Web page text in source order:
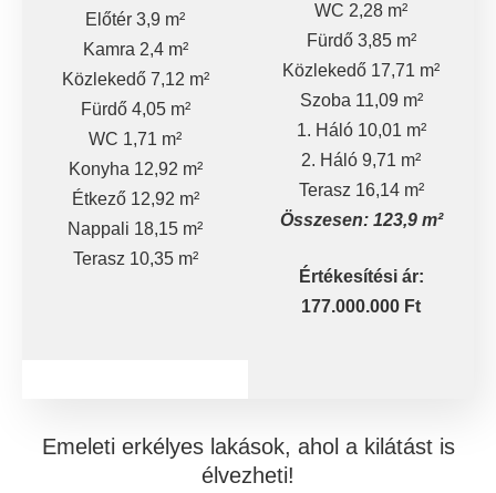
Előtér 3,9 m²
Kamra 2,4 m²
Közlekedő 7,12 m²
Fürdő 4,05 m²
WC 1,71 m²
Konyha 12,92 m²
Étkező 12,92 m²
Nappali 18,15 m²
Terasz 10,35 m²
WC 2,28 m²
Fürdő 3,85 m²
Közlekedő 17,71 m²
Szoba 11,09 m²
1. Háló 10,01 m²
2. Háló 9,71 m²
Terasz 16,14 m²
Összesen: 123,9 m²
Értékesítési ár:
177.000.000 Ft
Emeleti erkélyes lakások, ahol a kilátást is
élvezheti!